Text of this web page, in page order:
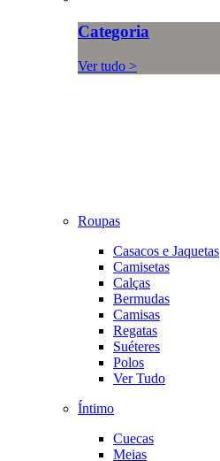
Categoria
Ver tudo >
Roupas
Casacos e Jaquetas
Camisetas
Calças
Bermudas
Camisas
Regatas
Suéteres
Polos
Ver Tudo
Íntimo
Cuecas
Meias